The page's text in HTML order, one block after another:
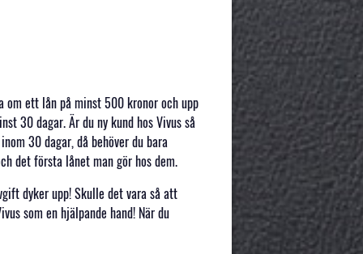
om ett lån på minst 500 kronor och upp
30 dagar. Är du ny kund hos Vivus så
30 dagar, då behöver du bara
det första lånet man gör hos dem.
dyker upp! Skulle det vara så att
som en hjälpande hand! När du